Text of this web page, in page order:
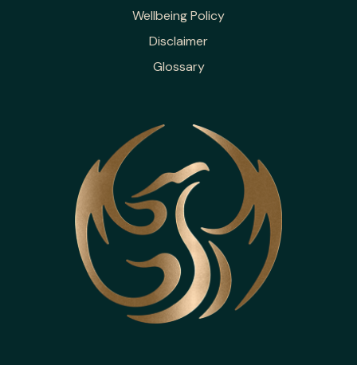
Wellbeing Policy
Disclaimer
Glossary